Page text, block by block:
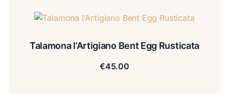
Talamona l’Artigiano Bent Egg Rusticata
€45.00